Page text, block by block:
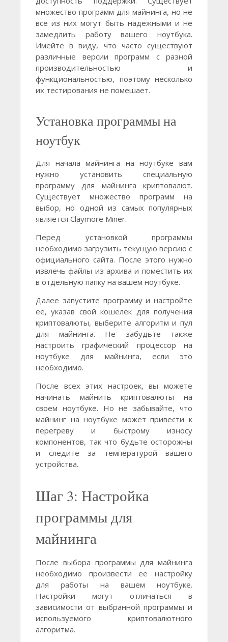
множество программ для майнинга, но не
все из них могут быть надежными и не
замедлить работу вашего ноутбука.
Имейте в виду, что часто существуют
различные версии программ с разной
производительностью и
функциональностью, поэтому несколько
их тестирования не помешает.
Установка программы на
ноутбук
Для начала майнинга на ноутбуке вам
нужно установить специальную
программу для майнинга криптовалют.
Существует множество программ на
выбор, но одной из самых популярных
является Claymore Miner.
Перед установкой программы
необходимо загрузить текущую версию с
официального сайта. После этого нужно
извлечь файлы из архива и поместить их
в отдельную папку на вашем ноутбуке.
Далее запустите программу и настройте
ее, указав свой кошелек для получения
криптовалюты, выберите алгоритм и пул
для майнинга. Не забудьте также
настроить графический процессор на
ноутбуке для майнинга, если это
необходимо.
После всех этих настроек, вы можете
начинать майнить криптовалюты на
своем ноутбуке. Но не забывайте, что
майнинг на ноутбуке может привести к
перегреву и быстрому износу
компонентов, так что будьте осторожны
и следите за температурой вашего
устройства.
Шаг 3: Настройка
программы для
майнинга
После выбора программы для майнинга
необходимо произвести ее настройку
для работы на вашем ноутбуке.
Настройки могут отличаться в
зависимости от выбранной программы и
используемого криптовалютного
алгоритма.